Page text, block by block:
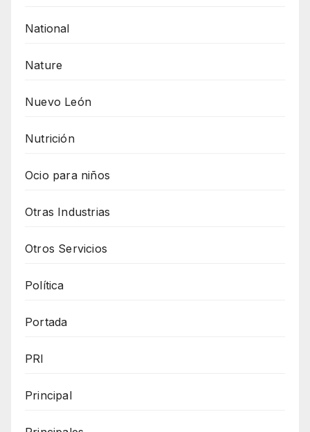
National
Nature
Nuevo León
Nutrición
Ocio para niños
Otras Industrias
Otros Servicios
Política
Portada
PRI
Principal